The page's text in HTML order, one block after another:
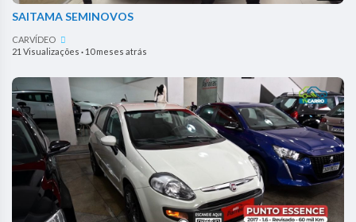
SAITAMA SEMINOVOS
CARVÍDEO
21 Visualizações · 10 meses atrás